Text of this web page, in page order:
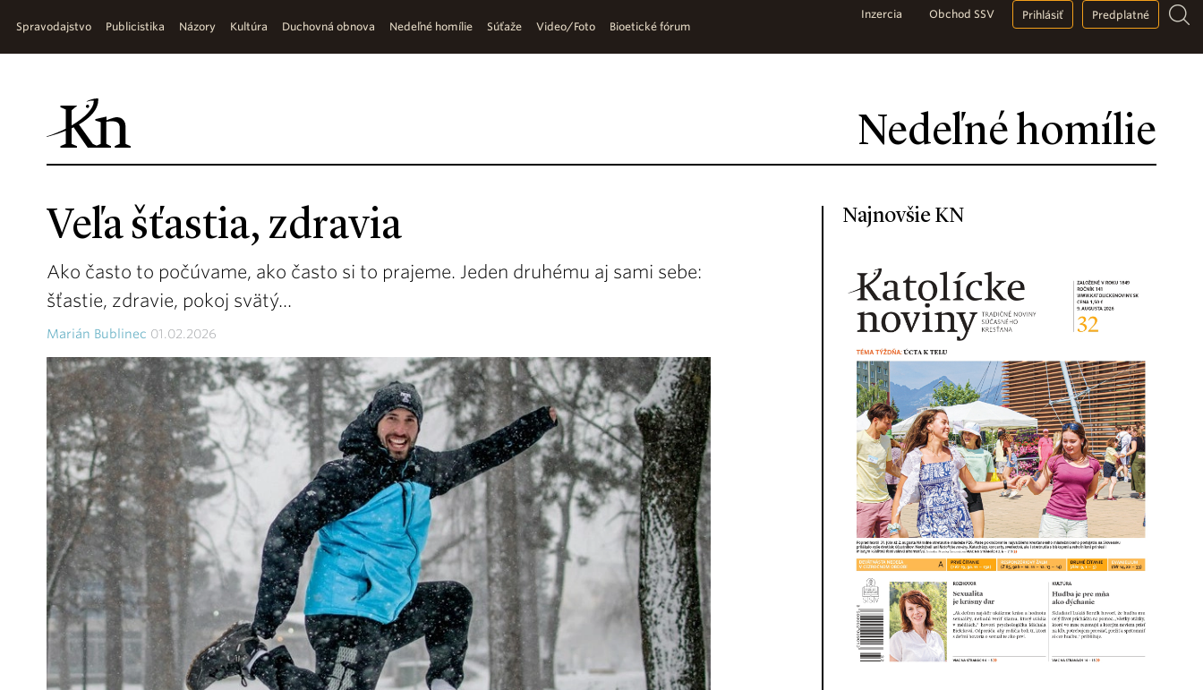
Nedeľné homílie
Spravodajstvo Publicistika Názory Kultúra Duchovná obnova Nedeľné homílie Súťaže Video/Foto Bioetické fórum
Inzercia Obchod SSV Prihlásiť Predplatné
Veľa šťastia, zdravia
Ako často to počúvame, ako často si to prajeme. Jeden druhému aj sami sebe:
šťastie, zdravie, pokoj svätý...
Marián Bublinec 01.02.2026
Najnovšie KN